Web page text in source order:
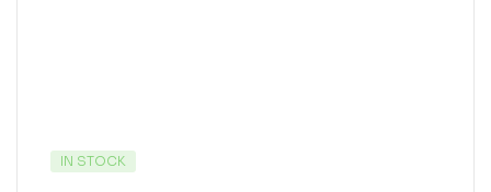
IN STOCK